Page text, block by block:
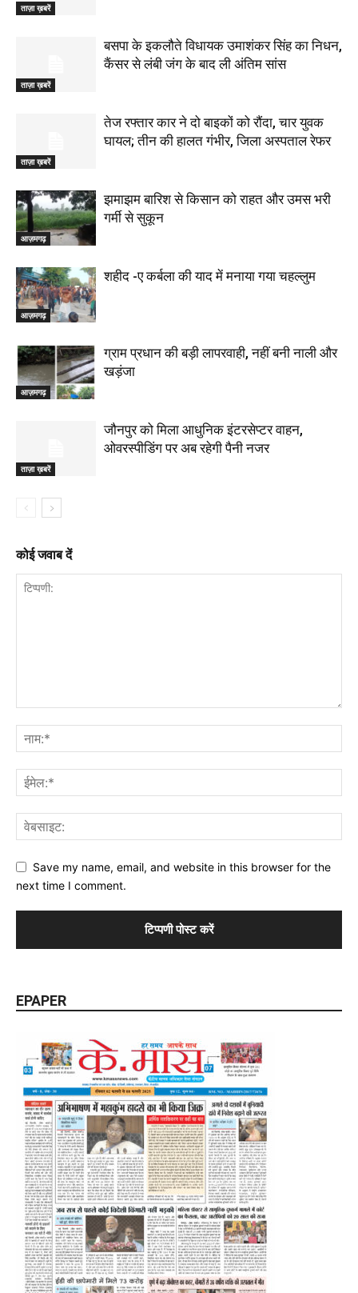
ताज़ा ख़बरें
ताज़ा ख़बरें
बसपा के इकलौते विधायक उमाशंकर सिंह का निधन,
कैंसर से लंबी जंग के बाद ली अंतिम सांस
ताज़ा ख़बरें
तेज रफ्तार कार ने दो बाइकों को रौंदा, चार युवक
घायल; तीन की हालत गंभीर, जिला अस्पताल रेफर
आज़मगढ़
झमाझम बारिश से किसान को राहत और उमस भरी
गर्मी से सुकून
आज़मगढ़
शहीद -ए कर्बला की याद में मनाया गया चहल्लुम
आज़मगढ़
ग्राम प्रधान की बड़ी लापरवाही, नहीं बनी नाली और
खड़ंजा
ताज़ा ख़बरें
जौनपुर को मिला आधुनिक इंटरसेप्टर वाहन,
ओवरस्पीडिंग पर अब रहेगी पैनी नजर
कोई जवाब दें
Save my name, email, and website in this browser for the
next time I comment.
EPAPER